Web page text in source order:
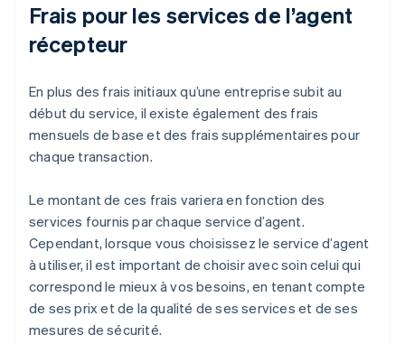
Frais pour les services de l’agent
récepteur
En plus des frais initiaux qu’une entreprise subit au
début du service, il existe également des frais
mensuels de base et des frais supplémentaires pour
chaque transaction.
Le montant de ces frais variera en fonction des
services fournis par chaque service d’agent.
Cependant, lorsque vous choisissez le service d’agent
à utiliser, il est important de choisir avec soin celui qui
correspond le mieux à vos besoins, en tenant compte
de ses prix et de la qualité de ses services et de ses
mesures de sécurité.